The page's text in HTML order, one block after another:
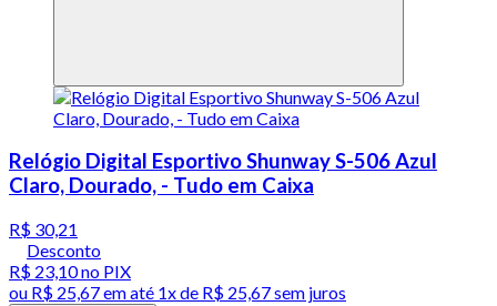
Relógio Digital Esportivo Shunway S-506 Azul
Claro, Dourado, - Tudo em Caixa
R$ 30,21
Desconto
R$ 23,10no PIX
ou R$ 25,67em até 1x de R$ 25,67sem juros